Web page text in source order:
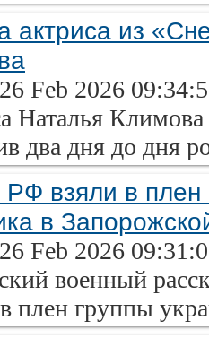
актриса из
Feb 2026
Наталья
два дня до дня
взяли в
в
Feb 2026
военный
плен группы